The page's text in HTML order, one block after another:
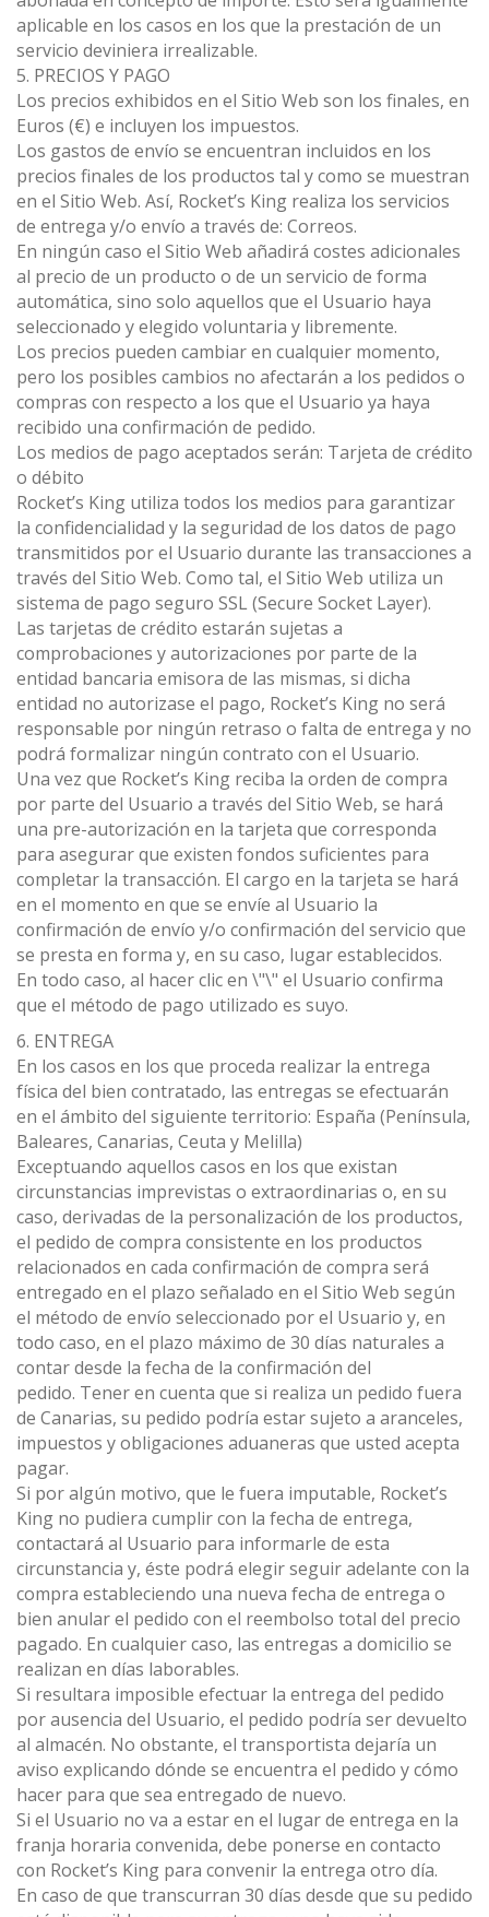
aplicable en los casos en los que la prestación de un
servicio deviniera irrealizable.
5. PRECIOS Y PAGO
Los precios exhibidos en el Sitio Web son los finales, en
Euros (€) e incluyen los impuestos.
Los gastos de envío se encuentran incluidos en los
precios finales de los productos tal y como se muestran
en el Sitio Web. Así, Rocket’s King realiza los servicios
de entrega y/o envío a través de: Correos.
En ningún caso el Sitio Web añadirá costes adicionales
al precio de un producto o de un servicio de forma
automática, sino solo aquellos que el Usuario haya
seleccionado y elegido voluntaria y libremente.
Los precios pueden cambiar en cualquier momento,
pero los posibles cambios no afectarán a los pedidos o
compras con respecto a los que el Usuario ya haya
recibido una confirmación de pedido.
Los medios de pago aceptados serán: Tarjeta de crédito
o débito
Rocket’s King utiliza todos los medios para garantizar
la confidencialidad y la seguridad de los datos de pago
transmitidos por el Usuario durante las transacciones a
través del Sitio Web. Como tal, el Sitio Web utiliza un
sistema de pago seguro SSL (Secure Socket Layer).
Las tarjetas de crédito estarán sujetas a
comprobaciones y autorizaciones por parte de la
entidad bancaria emisora de las mismas, si dicha
entidad no autorizase el pago, Rocket’s King no será
responsable por ningún retraso o falta de entrega y no
podrá formalizar ningún contrato con el Usuario.
Una vez que Rocket’s King reciba la orden de compra
por parte del Usuario a través del Sitio Web, se hará
una pre-autorización en la tarjeta que corresponda
para asegurar que existen fondos suficientes para
completar la transacción. El cargo en la tarjeta se hará
en el momento en que se envíe al Usuario la
confirmación de envío y/o confirmación del servicio que
se presta en forma y, en su caso, lugar establecidos.
En todo caso, al hacer clic en \"\" el Usuario confirma
que el método de pago utilizado es suyo.
6. ENTREGA
En los casos en los que proceda realizar la entrega
física del bien contratado, las entregas se efectuarán
en el ámbito del siguiente territorio: España (Península,
Baleares, Canarias, Ceuta y Melilla)
Exceptuando aquellos casos en los que existan
circunstancias imprevistas o extraordinarias o, en su
caso, derivadas de la personalización de los productos,
el pedido de compra consistente en los productos
relacionados en cada confirmación de compra será
entregado en el plazo señalado en el Sitio Web según
el método de envío seleccionado por el Usuario y, en
todo caso, en el plazo máximo de 30 días naturales a
contar desde la fecha de la confirmación del
pedido. Tener en cuenta que si realiza un pedido fuera
de Canarias, su pedido podría estar sujeto a aranceles,
impuestos y obligaciones aduaneras que usted acepta
pagar.
Si por algún motivo, que le fuera imputable, Rocket’s
King no pudiera cumplir con la fecha de entrega,
contactará al Usuario para informarle de esta
circunstancia y, éste podrá elegir seguir adelante con la
compra estableciendo una nueva fecha de entrega o
bien anular el pedido con el reembolso total del precio
pagado. En cualquier caso, las entregas a domicilio se
realizan en días laborables.
Si resultara imposible efectuar la entrega del pedido
por ausencia del Usuario, el pedido podría ser devuelto
al almacén. No obstante, el transportista dejaría un
aviso explicando dónde se encuentra el pedido y cómo
hacer para que sea entregado de nuevo.
Si el Usuario no va a estar en el lugar de entrega en la
franja horaria convenida, debe ponerse en contacto
con Rocket’s King para convenir la entrega otro día.
En caso de que transcurran 30 días desde que su pedido